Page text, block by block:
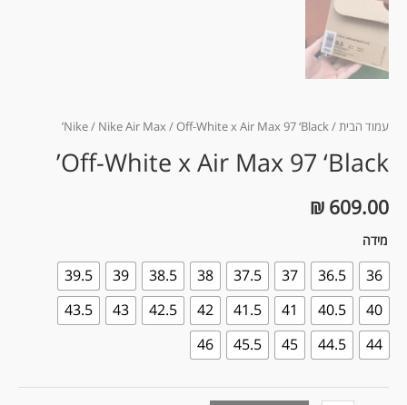
עמוד הבית/
Nike/ Nike Air Max/ Off-White x Air Max 97 ‘Black’
Off-White x Air Max 97 ‘Black’
₪ 609.00
מידה
36
36.5
37
37.5
38
38.5
39
39.5
40
40.5
41
41.5
42
42.5
43
43.5
44
44.5
45
45.5
46